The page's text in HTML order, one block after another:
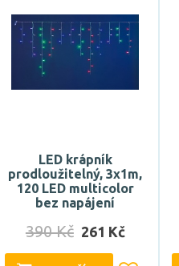
LED krápník
prodloužitelný, 3x1m,
120 LED multicolor
bez napájení
390 Kč 261 Kč